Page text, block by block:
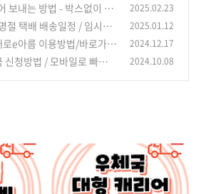
보내는 방법 - 박스없이 접
2025.02.23
절 택배 배송일정 / 임시공
2025.01.12
e아름 이용방법/바로가기 2024.12.17
청방법 / 모바일로 빠르게
2024.10.08